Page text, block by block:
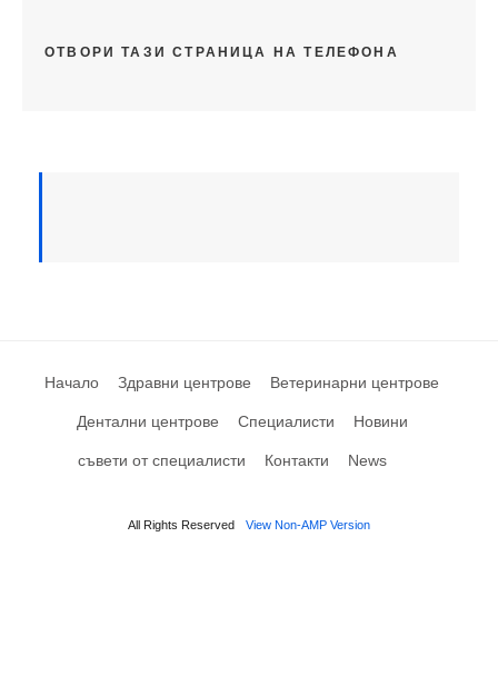
ОТВОРИ ТАЗИ СТРАНИЦА НА ТЕЛЕФОНА
Начало Здравни центрове Ветеринарни центрове
Дентални центрове Специалисти Новини
съвети от специалисти Контакти News
All Rights Reserved View Non-AMP Version